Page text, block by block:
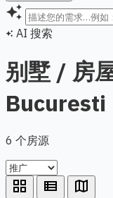
auto_awesome
auto_awesome AI 搜索
别墅 / 房
Bucuresti
6 个房源
grid_view view_list map